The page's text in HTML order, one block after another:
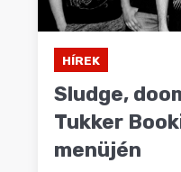
MÁSVILÁG
BLOGHÍREK
Sludge,
Tukker
menüjén